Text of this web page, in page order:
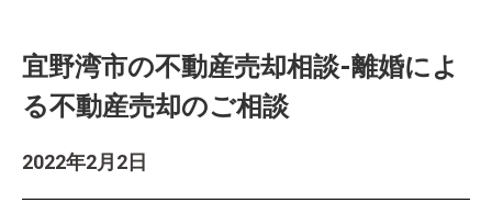
宜野湾市の不動産売却相談-離婚によ
る不動産売却のご相談
2022年2月2日